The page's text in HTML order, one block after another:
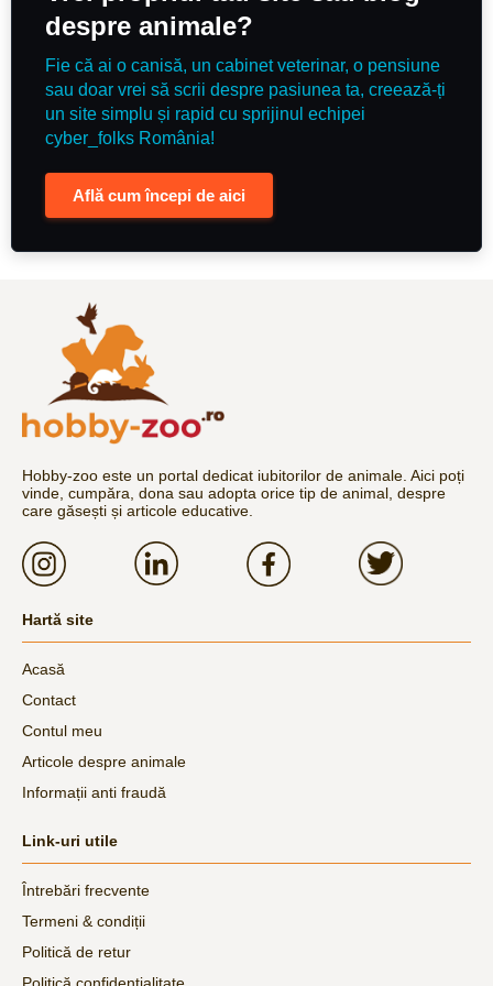
despre animale?
Fie că ai o canisă, un cabinet veterinar, o pensiune
sau doar vrei să scrii despre pasiunea ta, creează-ți
un site simplu și rapid cu sprijinul echipei
cyber_folks România!
Află cum începi de aici
Hobby-zoo este un portal dedicat iubitorilor de animale. Aici poți
vinde, cumpăra, dona sau adopta orice tip de animal, despre
care găsești și articole educative.
Hartă site
Acasă
Contact
Contul meu
Articole despre animale
Informații anti fraudă
Link-uri utile
Întrebări frecvente
Termeni & condiții
Politică de retur
Politică confidențialitate